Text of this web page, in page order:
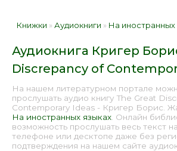
Книжки »Аудиокниги » На иностранных
Аудиокнига Кригер
Discrepancy of
На нашем литературном портале
прослушать аудио книгу The Great
Contemporary Ideas - Кригер Борис.
На иностранных языках . Онлайн
возможность прослушать весь текст
телефоне или десктопе даже без
подтверждения на нашем сайте